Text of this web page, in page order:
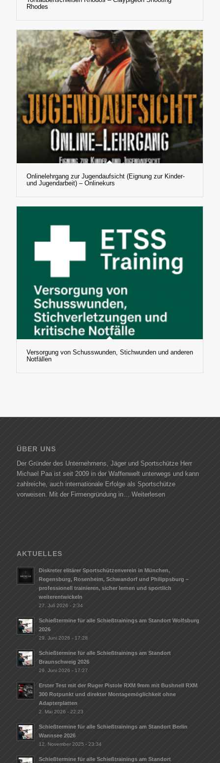
Rhodes
Onlinelehrgang zur Jugendaufsicht (Eignung zur Kinder-
und Jugendarbeit) – Onlinekurs
Versorgung von Schusswunden, Stichwunden und anderen
Notfällen
ÜBER UNS
Der Gründer des Unternehmens, Jäger und Sportschütze Herr
Michael Paa ist seit 2009 in der Waffenwelt unterwegs und kann
zahlreiche, auch internationale Erfolge als Sportschütze
vorweisen. Mit der Firmengründung in… Weiterlesen
AKTUELLES
Diskreter elitärer Sportschützenverein in München,
Regensburg, Rosenheim, Schwandorf und Philippsburg –
professionell trainieren, sicher lernen und sportlich
weiterentwickeln
27. Juli 2026 - 2:34
Schießtermine für alle Schießtrainings am Standort Wolfsburg
2026
29. Juni 2026 - 17:28
Schießtermine für alle Schießtrainings am Standort
Braunschweig 2026
29. Juni 2026 - 17:27
Erster Test mit der Ruger Pistole RXM 9mm mit Bushnell RXM
300 Rotpunkt und direkter Montagemöglichkeit ohne
Adapterplatten
2. Mai 2026 - 22:23
Schießtermine für alle Schießtrainings am Standort Berlin
Wannsee 2026
12. November 2025 - 23:34
Schießtermine für alle Schießtrainings am Standort